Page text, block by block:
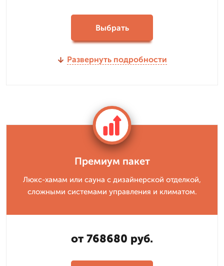
Выбрать
Развернуть подробности
Премиум пакет
Люкс-хамам или сауна с дизайнерской отделкой,
сложными системами управления и климатом.
от 768680 руб.